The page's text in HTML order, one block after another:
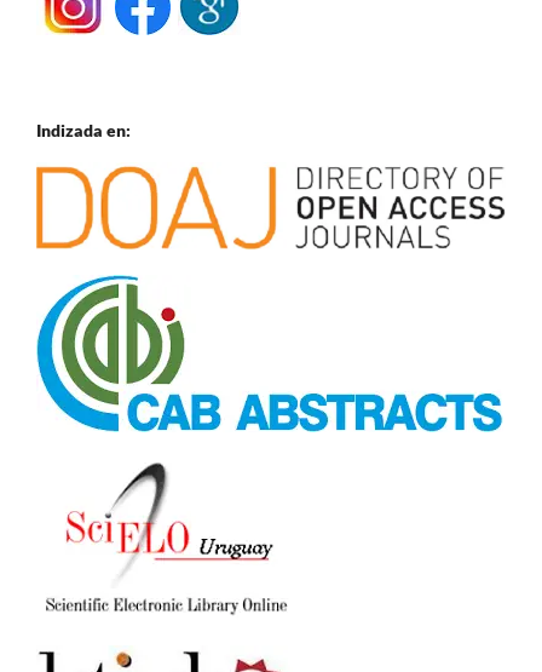
Indizada en: